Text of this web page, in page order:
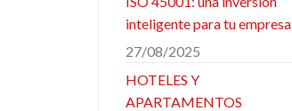
inteligente para tu empresa
27/08/2025
HOTELES Y
APARTAMENTOS